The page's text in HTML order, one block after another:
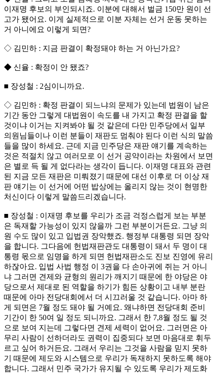
이재명 후보의 부인되시죠. 이분에 대해서 벌금 150만 원이 선
고가 됐어요. 이게 실제적으로 이분 자체는 선거 운동 못하는
거 아니에요 이렇게 되면?
◇ 김민하 : 지금 판결이 확정돼야 하는 거 아닌가요?
◆ 신율 : 확정이 안 됐죠?
■ 장성철 : 2심이니까요.
◇ 김민하 : 확정 판결이 되느냐의 문제가 있는데 법원이 남은
기간 동안 그렇게 대법원이 속도를 내 가지고 확정 판결을 할
것이냐 이거는 지켜봐야 될 것 같은데 다만 민주당에서 일부
의원님들이나 이런 분들이 재판도 멈춰야 된다 이런 식의 말씀
들을 많이 하세요. 근데 지금 민주당은 재판 얘기를 계속하는
것은 적절치 않고 여러모로 이 선거 공약이라는 차원에서 보면
은 별로 득 될 게 없다라는 생각이 듭니다. 이재명 대표와 관련
된 지금 모든 재판은 미뤄졌기 때문에 대선 이후로 더 이상 재
판 얘기는 이 선거에 어떤 밥상에는 올리지 않는 것이 현명한
처신이다 이렇게 말씀드리겠습니다.
■ 장성철 : 이재명 후보를 우리가 조금 걱정스럽게 보는 부분
은 독재할 가능성이 있지 않을까 그런 부분이거든요. 그냥 의
원 수도 많이 있고 입법권 장악했죠. 행정부 대통령 되면 장악
을 합니다. 그다음에 헌법재판관도 대통령이 돼서 두 명이 대
통령 몫으로 임명을 하게 되면 헌법재판소도 진보 진영에 유리
하잖아요. 입법 사법 행정 이 3권을 다 손아귀에 쥐는 거 아니
냐 그러면 견제와 균형의 원리가 깨지기 때문에 한 야당은 야
당으로서 제대로 된 역할을 하기가 힘든 상황이고 내부 분란
때문에 아마 전당대회에서 더 시끄러울 것 같습니다. 아마 하
게 되면은 7월 정도 돼야 될 거예요. 왜냐하면 전당대회 준비
기간이 한 50여 일 정도 되니까요. 그래서 한 7,8월 정도 될 것
으로 보여 지는데 그렇다면 견제 세력이 없어요. 그러면은 아
무리 사람이 선하더라도 권력이 집중되다 보면 마음대로 휘두
르고 싶어 하거든요. 그래서 우리는 그것을 사람을 믿지 못하
기 때문에 제도와 시스템으로 우리가 독재하지 못하도록 해야
합니다. 그래서 민주 국가가 유지될 수 있도록 우리가 제도화